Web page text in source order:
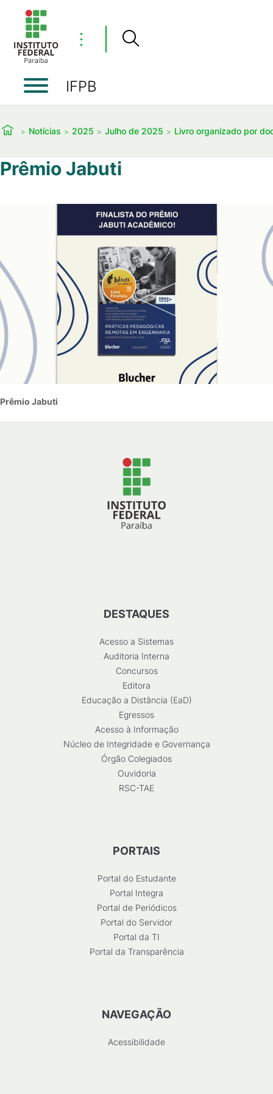
⋮
IFPB
Notícias 2025 Julho de 2025 Livro organizado por
Prêmio Jabuti
Prêmio Jabuti
DESTAQUES
Acesso a Sistemas
Auditoria Interna
Concursos
Editora
Educação a Distância (EaD)
Egressos
Acesso à Informação
Núcleo de Integridade e Governança
Órgão Colegiados
Ouvidoria
RSC-TAE
PORTAIS
Portal do Estudante
Portal Integra
Portal de Periódicos
Portal do Servidor
Portal da TI
Portal da Transparência
NAVEGAÇÃO
Acessibilidade